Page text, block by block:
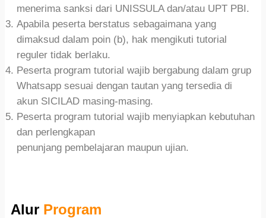
menerima sanksi dari UNISSULA dan/atau UPT PBI.
Apabila peserta berstatus sebagaimana yang
dimaksud dalam poin (b), hak mengikuti tutorial
reguler tidak berlaku.
Peserta program tutorial wajib bergabung dalam grup
Whatsapp sesuai dengan tautan yang tersedia di
akun SICILAD masing-masing.
Peserta program tutorial wajib menyiapkan kebutuhan
dan perlengkapan
penunjang pembelajaran maupun ujian.
Alur Program